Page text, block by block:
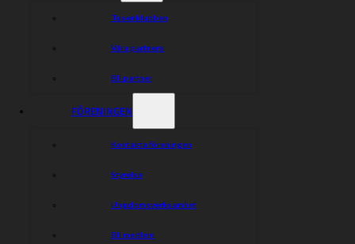
Tusenklubben
Våra partners
Bli partner
FÖRENINGEN
Kontakta föreningen
Styrelse
Ungdomsverksamhet
Bli medlem